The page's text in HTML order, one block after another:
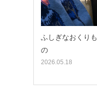
ふしぎなおくりも
の
2026.05.18